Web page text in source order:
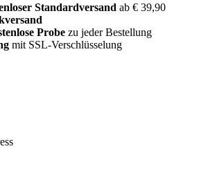
Standardversand ab € 39,90
Probe zu jeder Bestellung
mit SSL-Verschlüsselung